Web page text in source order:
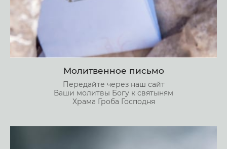
Молитвенное письмо
Передайте через наш сайт
Ваши молитвы Богу к святыням
Храма Гроба Господня